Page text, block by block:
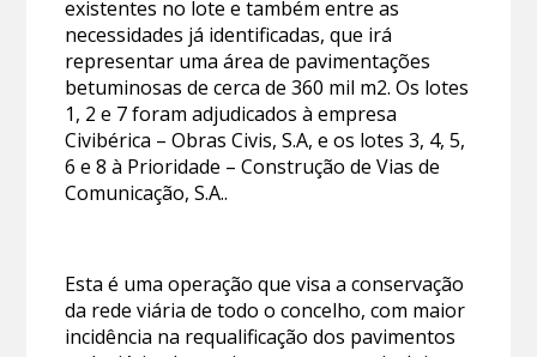
existentes no lote e também entre as
necessidades já identificadas, que irá
representar uma área de pavimentações
betuminosas de cerca de 360 mil m2. Os lotes
1, 2 e 7 foram adjudicados à empresa
Civibérica – Obras Civis, S.A, e os lotes 3, 4, 5,
6 e 8 à Prioridade – Construção de Vias de
Comunicação, S.A..
Esta é uma operação que visa a conservação
da rede viária de todo o concelho, com maior
incidência na requalificação dos pavimentos